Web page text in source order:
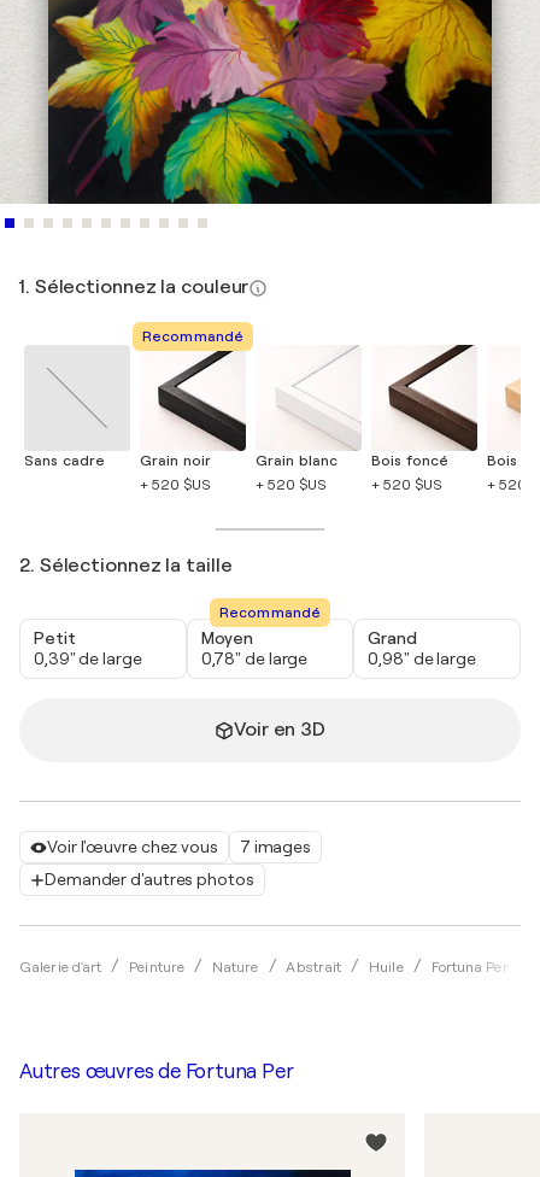
Voir l'œuvre chez vous
7 images
Demander d'autres photos
Galerie d'art Peinture Nature Abstrait Huile Fortuna Per
1. Sélectionnez la couleur
Sans cadre
Recommandé
Grain noir
+ 520 $US
Grain blanc
+ 520 $US
Bois foncé
+ 520 $US
Bois
+ 520
2. Sélectionnez la taille
Petit
0,39" de large
Recommandé
Moyen
0,78" de large
Grand
0,98" de large
Voir en 3D
Autres œuvres de Fortuna Per